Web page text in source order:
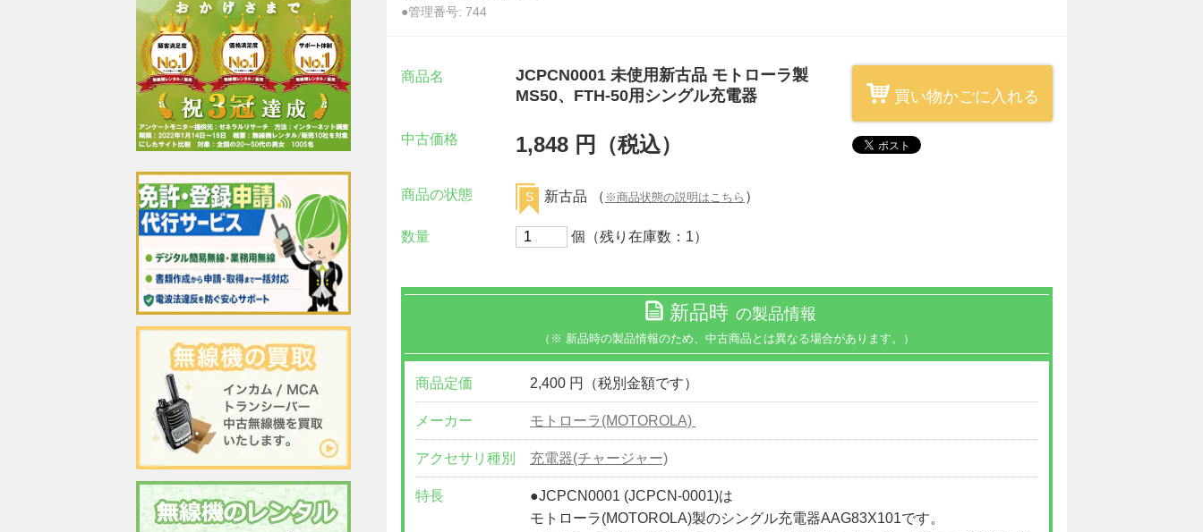
●管理番号: 744
商品名
JCPCN0001 未使用新古品 モトローラ製
MS50、FTH-50用シングル充電器
中古価格 1,848 円（税込）
商品の状態 S 新古品 （ ※商品状態の説明はこちら ）
数量 個（残り在庫数：1）
買い物かごに入れる
新品時 の製品情報
（※ 新品時の製品情報のため、中古商品とは異なる場合があります。）
商品定価 2,400 円（税別金額です）
メーカー モトローラ(MOTOROLA)
アクセサリ種別 充電器(チャージャー)
特長
●JCPCN0001 (JCPCN-0001)は
モトローラ(MOTOROLA)製のシングル充電器AAG83X101です。